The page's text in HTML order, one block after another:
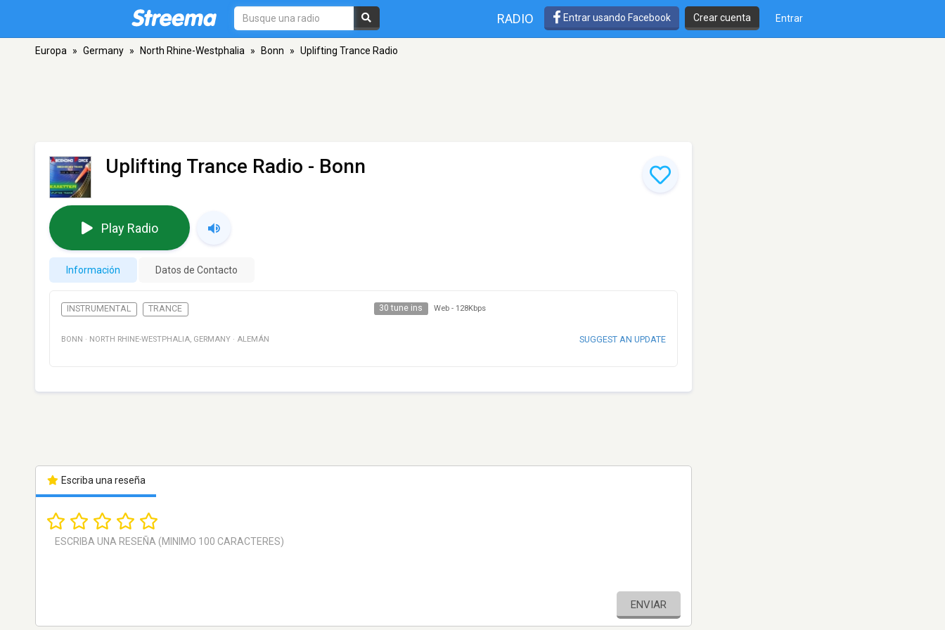
RADIO Entrar usando Facebook Crear cuenta Entrar
Europa » Germany » North Rhine-Westphalia » Bonn » Uplifting Trance Radio
Uplifting Trance Radio - Bonn
Play Radio
Información Datos de Contacto
INSTRUMENTAL TRANCE 30 tune ins Web - 128Kbps
BONN · NORTH RHINE-WESTPHALIA, GERMANY · ALEMÁN SUGGEST AN UPDATE
Escriba una reseña
ENVIAR